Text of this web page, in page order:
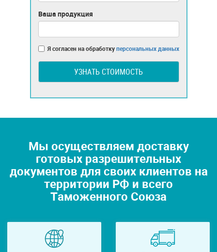
Ваша продукция
Я согласен на обработкуперсональных данных
УЗНАТЬ СТОИМОСТЬ
Мы осуществляем доставку
готовых разрешительных
документов для своих клиентов на
территории РФ и всего
Таможенного Союза